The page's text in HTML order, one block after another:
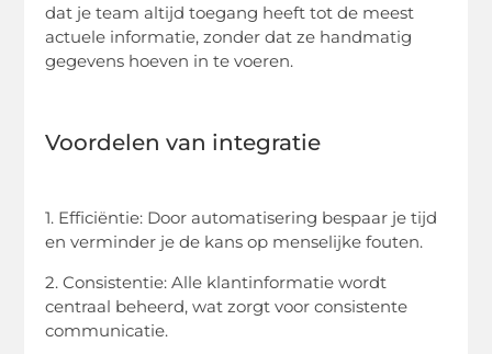
dat je team altijd toegang heeft tot de meest
actuele informatie, zonder dat ze handmatig
gegevens hoeven in te voeren.
Voordelen van integratie
1. Efficiëntie: Door automatisering bespaar je tijd
en verminder je de kans op menselijke fouten.
2. Consistentie: Alle klantinformatie wordt
centraal beheerd, wat zorgt voor consistente
communicatie.